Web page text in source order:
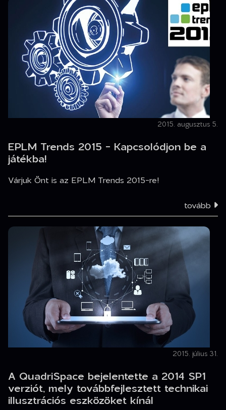
2015. augusztus 5.
EPLM Trends 2015 - Kapcsolódjon be a
játékba!
Várjuk Önt is az EPLM Trends 2015-re!
tovább
2015. július 31.
A QuadriSpace bejelentette a 2014 SP1
verziót, mely továbbfejlesztett technikai
illusztrációs eszközöket kínál